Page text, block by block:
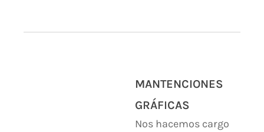
MANTENCIONES
GRÁFICAS
Nos hacemos cargo